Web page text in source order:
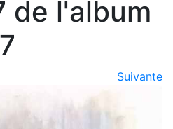
de l'album
Suivante